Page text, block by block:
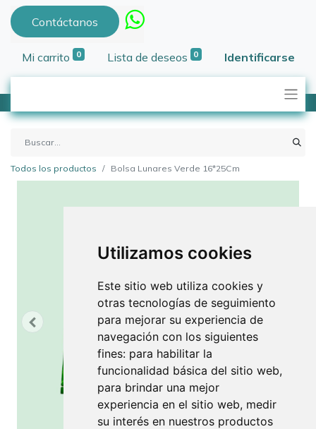
Utilizamos cookies
Este sitio web utiliza cookies y
otras tecnologías de seguimiento
para mejorar su experiencia de
navegación con los siguientes
fines: para habilitar la
funcionalidad básica del sitio web,
para brindar una mejor
experiencia en el sitio web, medir
su interés en nuestros productos
Contáctanos
Mi carrito 0 Lista de deseos 0 Identificarse
Todos los productos Bolsa Lunares Verde 16*25Cm